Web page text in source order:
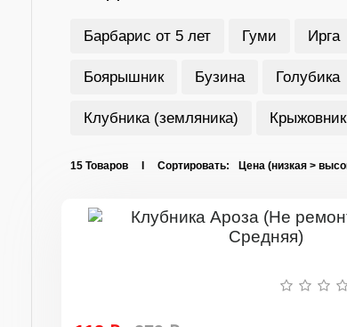
Барбарис от 5 лет Гуми Ирга
Боярышник Бузина Голубика
Клубника (земляника) Крыжовник
15 Товаров I Сортировать: